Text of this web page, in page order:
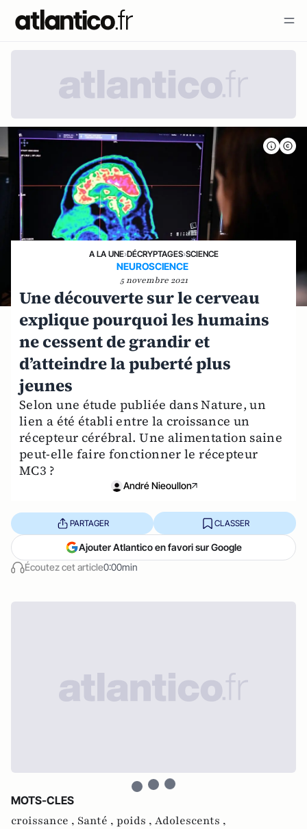
A LA UNE›DÉCRYPTAGES›SCIENCE
NEUROSCIENCE
5 novembre 2021
Une découverte sur le cerveau
explique pourquoi les humains
ne cessent de grandir et
d’atteindre la puberté plus
jeunes
Selon une étude publiée dans Nature, un
lien a été établi entre la croissance un
récepteur cérébral. Une alimentation saine
peut-elle faire fonctionner le récepteur
MC3 ?
André Nieoullon
Écoutez cet article0:00min
PARTAGER CLASSER
Ajouter Atlantico en favori sur Google
MOTS-CLES
croissance , Santé , poids , Adolescents ,